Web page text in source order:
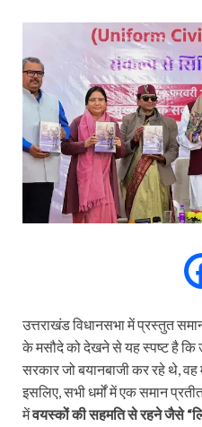
उत्तराखंड विधानसभा में प्रस्तुत
के मसौदे को देखने से यह स्पष्ट है
सरकार जो बयानबाजी कर रहे थे, वह
इसलिए, सभी धर्मों में एक समान
मेंवयस्कों की सहमति से रहने जैसे